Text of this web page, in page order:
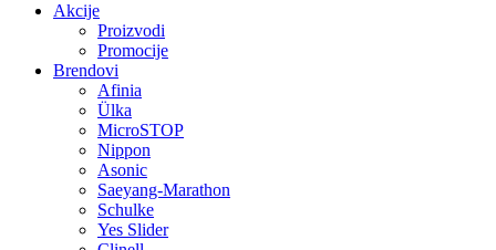
Akcije
Proizvodi
Promocije
Brendovi
Afinia
Ülka
MicroSTOP
Nippon
Asonic
Saeyang-Marathon
Schulke
Yes Slider